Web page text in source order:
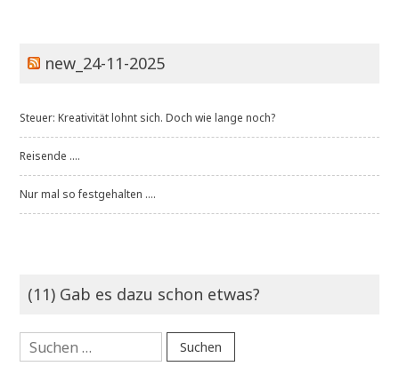
new_24-11-2025
Steuer: Kreativität lohnt sich. Doch wie lange noch?
Reisende ....
Nur mal so festgehalten ....
(11) Gab es dazu schon etwas?
Suchen
nach: